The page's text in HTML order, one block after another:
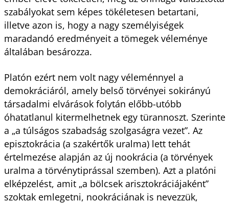
szabályokat sem képes tökéletesen betartani,
illetve azon is, hogy a nagy személyiségek
maradandó eredményeit a tömegek véleménye
általában besározza.
Platón ezért nem volt nagy véleménnyel a
demokráciáról, amely belső törvényei sokirányú
társadalmi elvárások folytán előbb-utóbb
óhatatlanul kitermelhetnek egy türannoszt. Szerinte
a „a túlságos szabadság szolgaságra vezet”. Az
episztokrácia (a szakértők uralma) lett tehát
értelmezése alapján az új nookrácia (a törvények
uralma a törvénytiprással szemben). Azt a platóni
elképzelést, amit „a bölcsek arisztokráciájaként”
szoktak emlegetni, nookráciának is nevezzük,